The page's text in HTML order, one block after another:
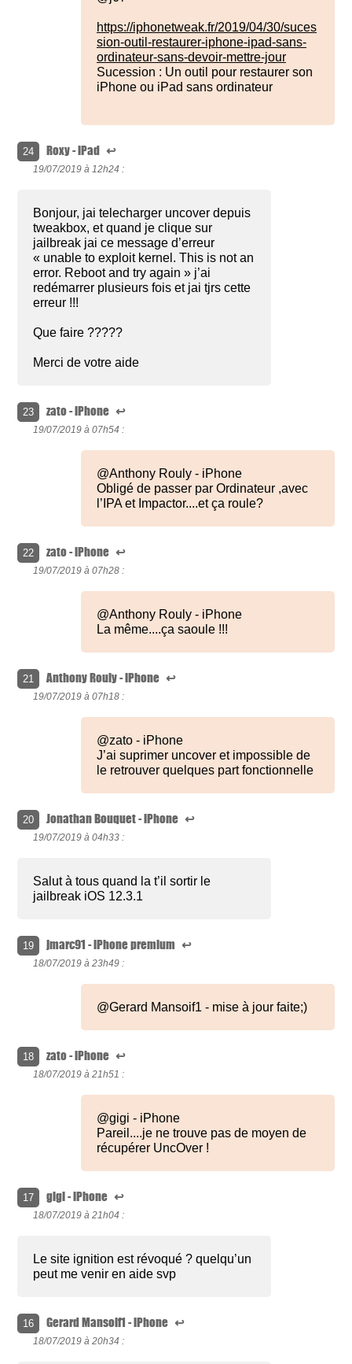
https://iphonetweak.fr/2019/04/30/suces
sion-outil-restaurer-iphone-ipad-sans-
ordinateur-sans-devoir-mettre-jour
Sucession : Un outil pour restaurer son
iPhone ou iPad sans ordinateur
24 Roxy - iPad ↩
19/07/2019 à 12h24 :
Bonjour, jai telecharger uncover depuis
tweakbox, et quand je clique sur
jailbreak jai ce message d’erreur
« unable to exploit kernel. This is not an
error. Reboot and try again » j’ai
redémarrer plusieurs fois et jai tjrs cette
erreur !!!
Que faire ?????
Merci de votre aide
23 zato - iPhone ↩
19/07/2019 à 07h54 :
@Anthony Rouly - iPhone
Obligé de passer par Ordinateur ,avec
l’IPA et Impactor....et ça roule?
22 zato - iPhone ↩
19/07/2019 à 07h28 :
@Anthony Rouly - iPhone
La même....ça saoule !!!
21 Anthony Rouly - iPhone ↩
19/07/2019 à 07h18 :
@zato - iPhone
J’ai suprimer uncover et impossible de
le retrouver quelques part fonctionnelle
20 Jonathan Bouquet - iPhone ↩
19/07/2019 à 04h33 :
Salut à tous quand la t’il sortir le
jailbreak iOS 12.3.1
19 jmarc91 - iPhone premium ↩
18/07/2019 à 23h49 :
@Gerard Mansoif1 - mise à jour faite;)
18 zato - iPhone ↩
18/07/2019 à 21h51 :
@gigi - iPhone
Pareil....je ne trouve pas de moyen de
récupérer UncOver !
17 gigi - iPhone ↩
18/07/2019 à 21h04 :
Le site ignition est révoqué ? quelqu’un
peut me venir en aide svp
16 Gerard Mansoif1 - iPhone ↩
18/07/2019 à 20h34 :